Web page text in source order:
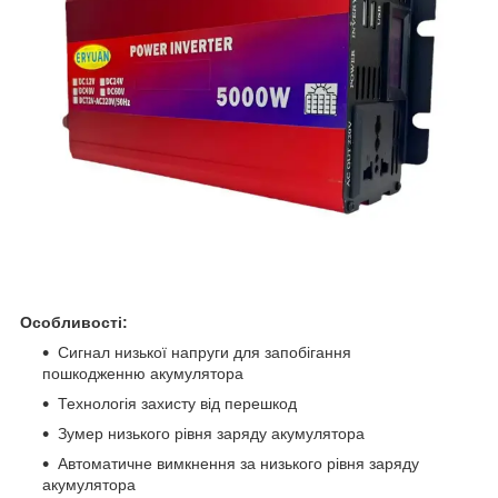
Особливості:
Сигнал низької напруги для запобігання
пошкодженню акумулятора
Технологія захисту від перешкод
Зумер низького рівня заряду акумулятора
Автоматичне вимкнення за низького рівня заряду
акумулятора